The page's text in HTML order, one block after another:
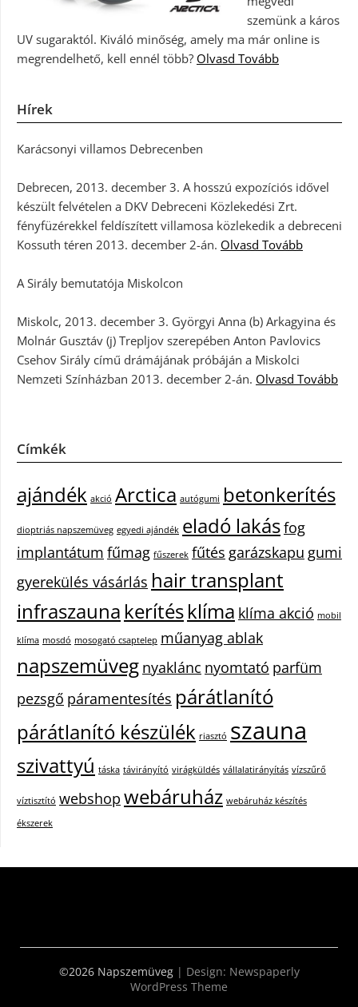
szemünk a káros
UV sugaraktól. Kiváló minőség, amely ma már online is
megrendelhető, kell ennél több? Olvasd Tovább
Hírek
Karácsonyi villamos Debrecenben
Debrecen, 2013. december 3. A hosszú expozíciós idővel
készült felvételen a DKV Debreceni Közlekedési Zrt.
fényfüzérekkel feldíszített villamosa közlekedik a debreceni
Kossuth téren 2013. december 2-án. Olvasd Tovább
A Sirály bemutatója Miskolcon
Miskolc, 2013. december 3. Györgyi Anna (b) Arkagyina és
Molnár Gusztáv (j) Trepljov szerepében Anton Pavlovics
Csehov Sirály című drámájának próbáján a Miskolci
Nemzeti Színházban 2013. december 2-án. Olvasd Tovább
Címkék
ajándék akció Arctica autógumi betonkerítés
dioptriás napszemüveg egyedi ajándék eladó lakásfog
implantátum fűmag fűszerek fűtés garázskapu gumi
gyerekülés vásárlás hair transplant
infraszauna kerítésklíma klíma akció mobil
klíma mosdó mosogató csaptelep műanyag ablak
napszemüveg nyaklánc nyomtató parfüm
pezsgő páramentesítés párátlanító
párátlanító készülék riasztó szauna
szivattyú táska távirányító virágküldés vállalatirányítás vízszűrő
víztisztító webshop webáruház webáruház készítés
ékszerek
©2026 Napszemüveg | Design: Newspaperly
WordPress Theme